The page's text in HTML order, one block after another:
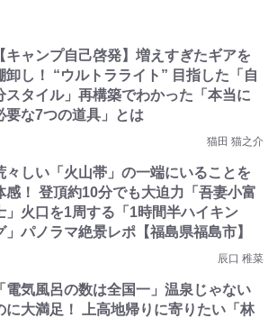
【キャンプ自己啓発】増えすぎたギアを
卸し！ “ウルトラライト” 目指した「自
スタイル」再構築でわかった「本当に
要な7つの道具」とは
猫田 猫之介
々しい「火山帯」の一端にいることを
感！ 登頂約10分でも大迫力「吾妻小富
」火口を1周する「1時間半ハイキン
」パノラマ絶景レポ【福島県福島市】
辰口 稚菜
「電気風呂の数は全国一」温泉じゃない
に大満足！ 上高地帰りに寄りたい「林